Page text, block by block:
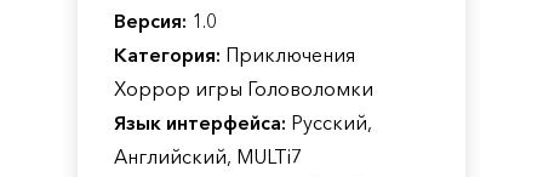
Версия: 1.0
Категория: Приключения
Хоррор игры Головоломки
Язык интерфейса: Русский,
Английский, MULTi7